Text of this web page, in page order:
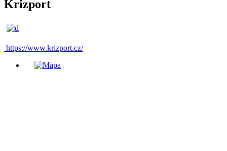
Krizport
https://www.krizport.cz/